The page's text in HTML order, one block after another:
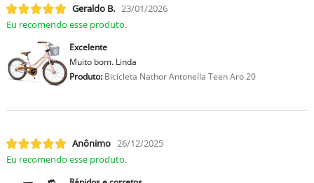
Geraldo B. 23/01/2026
Eu recomendo esse produto.
Excelente
Muito bom. Linda
Produto:Bicicleta Nathor Antonella Teen Aro 20
Anônimo 26/12/2025
Eu recomendo esse produto.